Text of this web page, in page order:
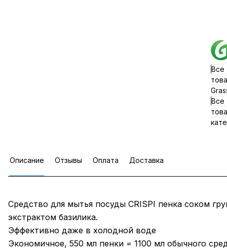
Все
Все
Описание Отзывы Оплата Доставка
Средство для мытья посуды CRISPI пенка соком
экстрактом базилика.
Эффективно даже в холодной воде
Экономичное, 550 мл пенки = 1100 мл обычного